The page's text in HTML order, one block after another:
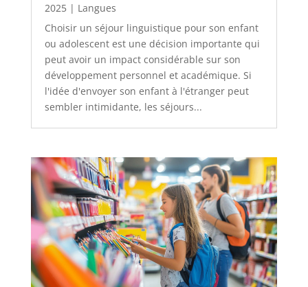
2025| Langues
Choisir un séjour linguistique pour son enfant
ou adolescent est une décision importante qui
peut avoir un impact considérable sur son
développement personnel et académique. Si
l'idée d'envoyer son enfant à l'étranger peut
sembler intimidante, les séjours...